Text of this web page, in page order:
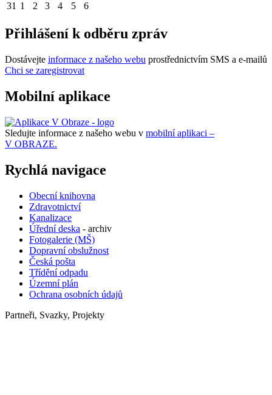
31 1 2 3 4 5 6
Přihlášení k odběru zpráv
Dostávejte informace z našeho webu prostřednictvím SMS a e-mailů
Chci se zaregistrovat
Mobilní aplikace
Sledujte informace z našeho webu v mobilní aplikaci –
V OBRAZE.
Rychlá navigace
Obecní knihovna
Zdravotnictví
Kanalizace
Úřední deska - archiv
Fotogalerie (MŠ)
Dopravní obslužnost
Česká pošta
Třídění odpadu
Územní plán
Ochrana osobních údajů
Partneři, Svazky, Projekty